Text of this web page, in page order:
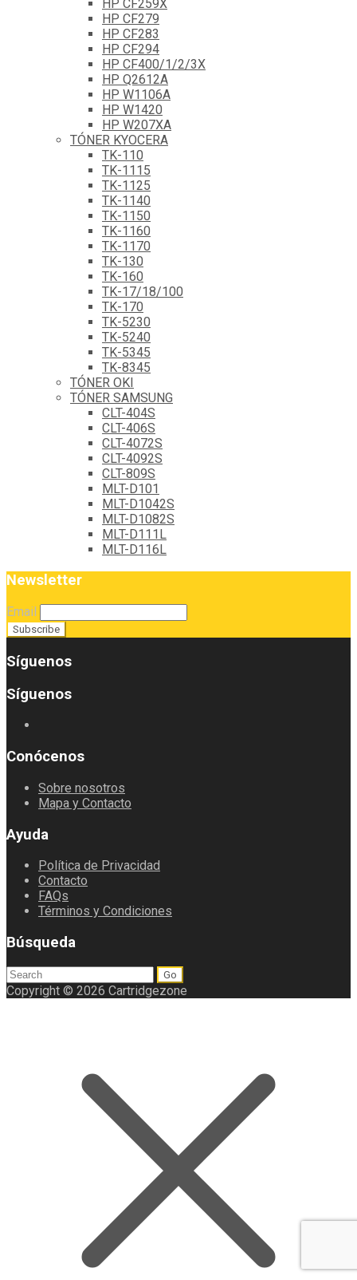
HP CF259X
HP CF279
HP CF283
HP CF294
HP CF400/1/2/3X
HP Q2612A
HP W1106A
HP W1420
HP W207XA
TÓNER KYOCERA
TK-110
TK-1115
TK-1125
TK-1140
TK-1150
TK-1160
TK-1170
TK-130
TK-160
TK-17/18/100
TK-170
TK-5230
TK-5240
TK-5345
TK-8345
TÓNER OKI
TÓNER SAMSUNG
CLT-404S
CLT-406S
CLT-4072S
CLT-4092S
CLT-809S
MLT-D101
MLT-D1042S
MLT-D1082S
MLT-D111L
MLT-D116L
Newsletter
Email
Síguenos
Síguenos
Conócenos
Sobre nosotros
Mapa y Contacto
Ayuda
Política de Privacidad
Contacto
FAQs
Términos y Condiciones
Búsqueda
Search
for:
Copyright © 2026 Cartridgezone